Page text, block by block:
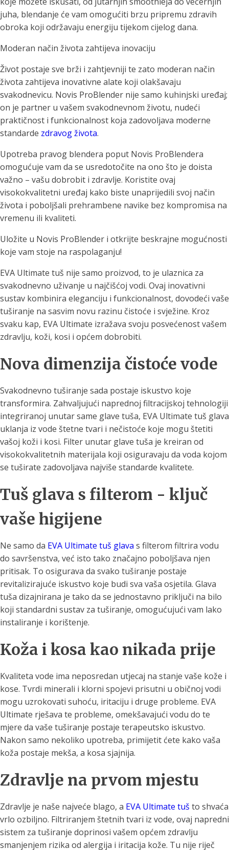
juha, blendanje će vam omogućiti brzu pripremu zdravih
obroka koji održavaju energiju tijekom cijelog dana.
Moderan način života zahtijeva inovaciju
Život postaje sve brži i zahtjevniji te zato moderan način
života zahtijeva inovativne alate koji olakšavaju
svakodnevicu. Novis ProBlender nije samo kuhinjski uređaj;
on je partner u vašem svakodnevnom životu, nudeći
praktičnost i funkcionalnost koja zadovoljava moderne
standarde zdravog života.
Upotreba pravog blendera poput Novis ProBlendera
omogućuje vam da se usredotočite na ono što je doista
važno – vašu dobrobit i zdravlje. Koristite ovaj
visokokvalitetni uređaj kako biste unaprijedili svoj način
života i poboljšali prehrambene navike bez kompromisa na
vremenu ili kvaliteti.
Uložite u Novis ProBlender i otkrijte beskrajne mogućnosti
koje vam stoje na raspolaganju!
EVA Ultimate tuš nije samo proizvod, to je ulaznica za
svakodnevno uživanje u najčišćoj vodi. Ovaj inovativni
sustav kombinira eleganciju i funkcionalnost, dovodeći vaše
tuširanje na sasvim novu razinu čistoće i svježine. Kroz
svaku kap, EVA Ultimate izražava svoju posvećenost vašem
zdravlju, koži, kosi i općem dobrobiti.
Nova dimenzija čistoće vode
Svakodnevno tuširanje sada postaje iskustvo koje
transformira. Zahvaljujući naprednoj filtracijskoj tehnologiji
integriranoj unutar same glave tuša, EVA Ultimate tuš glava
uklanja iz vode štetne tvari i nečistoće koje mogu štetiti
vašoj koži i kosi. Filter unutar glave tuša je kreiran od
visokokvalitetnih materijala koji osiguravaju da voda kojom
se tuširate zadovoljava najviše standarde kvalitete.
Tuš glava s filterom - ključ
vaše higijene
Ne samo da EVA Ultimate tuš glava s filterom filtrira vodu
do savršenstva, već isto tako značajno poboljšava njen
pritisak. To osigurava da svako tuširanje postaje
revitalizirajuće iskustvo koje budi sva vaša osjetila. Glava
tuša dizajnirana je tako da se jednostavno priključi na bilo
koji standardni sustav za tuširanje, omogućujući vam lako
instaliranje i korištenje.
Koža i kosa kao nikada prije
Kvaliteta vode ima neposredan utjecaj na stanje vaše kože i
kose. Tvrdi minerali i klorni spojevi prisutni u običnoj vodi
mogu uzrokovati suhoću, iritaciju i druge probleme. EVA
Ultimate rješava te probleme, omekšavajući vodu do te
mjere da vaše tuširanje postaje terapeutsko iskustvo.
Nakon samo nekoliko upotreba, primijetit ćete kako vaša
koža postaje mekša, a kosa sjajnija.
Zdravlje na prvom mjestu
Zdravlje je naše najveće blago, a EVA Ultimate tuš to shvaća
vrlo ozbiljno. Filtriranjem štetnih tvari iz vode, ovaj napredni
sistem za tuširanje doprinosi vašem općem zdravlju
smanjenjem rizika od alergija i iritacija kože. Tu nije riječ